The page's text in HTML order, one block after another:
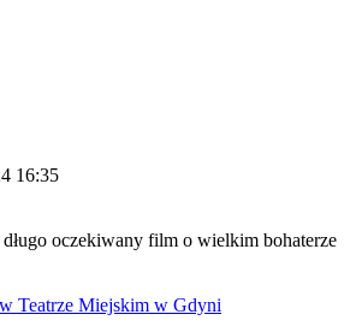
16:35
długo oczekiwany film o wielkim bohaterze
Teatrze Miejskim w Gdyni